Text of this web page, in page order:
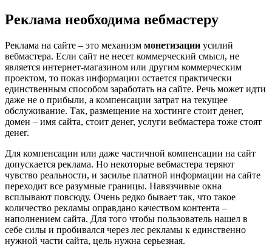
Реклама необходима вебмастеру
Реклама на сайте – это механизм монетизации усилий
вебмастера. Если сайт не несет коммерческий смысл, не
является интернет-магазином или другим коммерческим
проектом, то показ информации остается практически
единственным способом заработать на сайте. Речь может идти
даже не о прибыли, а компенсации затрат на текущее
обслуживание. Так, размещение на хостинге стоит денег,
домен – имя сайта, стоит денег, услуги вебмастера тоже стоят
денег.
Для компенсации или даже частичной компенсации на сайт
допускается реклама. Но некоторые вебмастера теряют
чувство реальности, и засилье платной информации на сайте
переходит все разумные границы. Навязчивые окна
всплывают повсюду. Очень редко бывает так, что такое
количество рекламы оправдано качеством контента –
наполнением сайта. Для того чтобы пользователь нашел в
себе силы и пробивался через лес рекламы к единственно
нужной части сайта, цель нужна серьезная.